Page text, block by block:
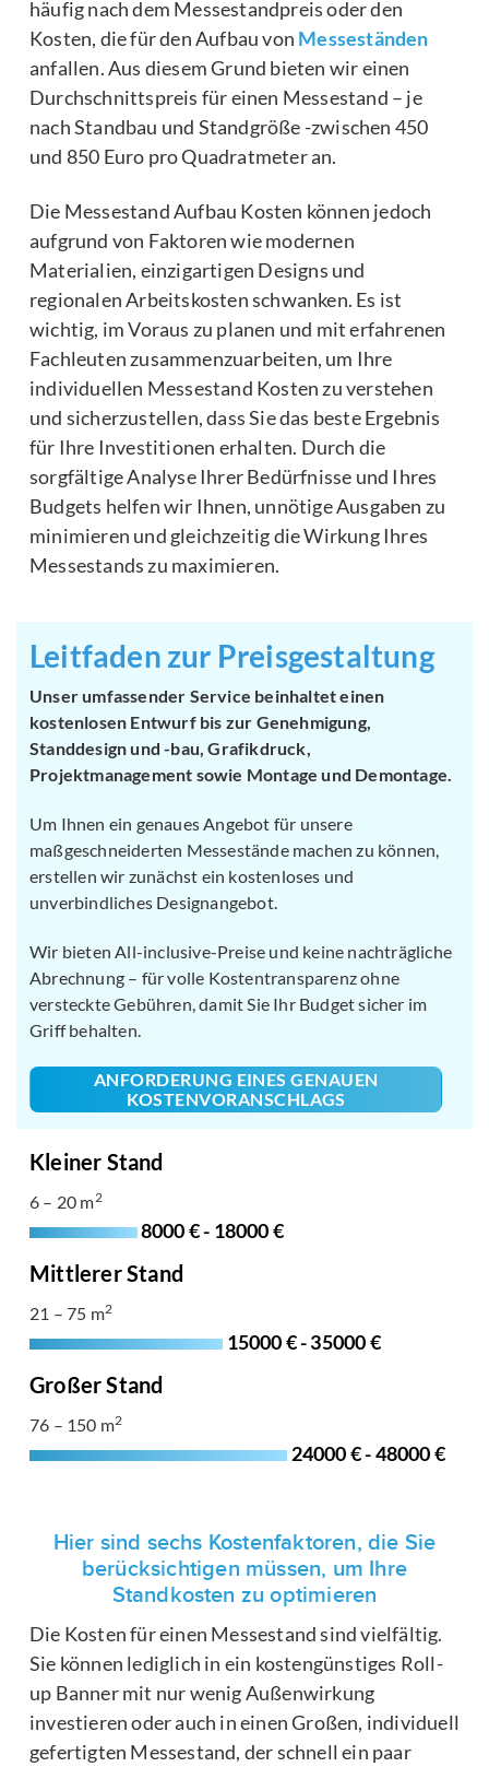
häufig nach dem Messestandpreis oder den
Kosten, die für den Aufbau von Messeständen
anfallen. Aus diesem Grund bieten wir einen
Durchschnittspreis für einen Messestand – je
nach Standbau und Standgröße -zwischen 450
und 850 Euro pro Quadratmeter an.
Die Messestand Aufbau Kosten können jedoch
aufgrund von Faktoren wie modernen
Materialien, einzigartigen Designs und
regionalen Arbeitskosten schwanken. Es ist
wichtig, im Voraus zu planen und mit erfahrenen
Fachleuten zusammenzuarbeiten, um Ihre
individuellen Messestand Kosten zu verstehen
und sicherzustellen, dass Sie das beste Ergebnis
für Ihre Investitionen erhalten. Durch die
sorgfältige Analyse Ihrer Bedürfnisse und Ihres
Budgets helfen wir Ihnen, unnötige Ausgaben zu
minimieren und gleichzeitig die Wirkung Ihres
Messestands zu maximieren.
Leitfaden zur Preisgestaltung
Unser umfassender Service beinhaltet einen
kostenlosen Entwurf bis zur Genehmigung,
Standdesign und -bau, Grafikdruck,
Projektmanagement sowie Montage und Demontage.
Um Ihnen ein genaues Angebot für unsere
maßgeschneiderten Messestände machen zu können,
erstellen wir zunächst ein kostenloses und
unverbindliches Designangebot.
Wir bieten All-inclusive-Preise und keine nachträgliche
Abrechnung – für volle Kostentransparenz ohne
versteckte Gebühren, damit Sie Ihr Budget sicher im
Griff behalten.
ANFORDERUNG EINES GENAUEN
KOSTENVORANSCHLAGS
Kleiner Stand
6 – 20 m2
8000 € - 18000 €
Mittlerer Stand
21 – 75 m2
15000 € - 35000 €
Großer Stand
76 – 150 m2
24000 € - 48000 €
Hier sind sechs Kostenfaktoren, die Sie
berücksichtigen müssen, um Ihre
Standkosten zu optimieren
Die Kosten für einen Messestand sind vielfältig.
Sie können lediglich in ein kostengünstiges Roll-
up Banner mit nur wenig Außenwirkung
investieren oder auch in einen Großen, individuell
gefertigten Messestand, der schnell ein paar